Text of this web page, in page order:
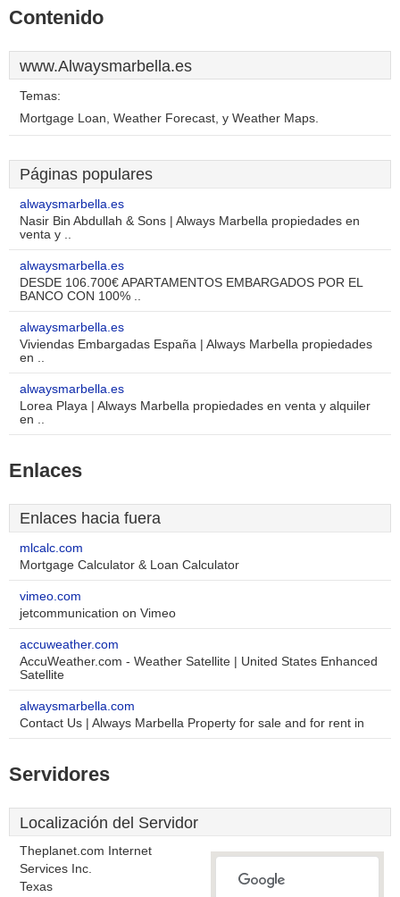
Contenido
www.Alwaysmarbella.es
Temas:
Mortgage Loan, Weather Forecast, y Weather Maps.
Páginas populares
alwaysmarbella.es
Nasir Bin Abdullah & Sons | Always Marbella propiedades en
venta y ..
alwaysmarbella.es
DESDE 106.700€ APARTAMENTOS EMBARGADOS POR EL
BANCO CON 100% ..
alwaysmarbella.es
Viviendas Embargadas España | Always Marbella propiedades
en ..
alwaysmarbella.es
Lorea Playa | Always Marbella propiedades en venta y alquiler
en ..
Enlaces
Enlaces hacia fuera
mlcalc.com
Mortgage Calculator & Loan Calculator
vimeo.com
jetcommunication on Vimeo
accuweather.com
AccuWeather.com - Weather Satellite | United States Enhanced
Satellite
alwaysmarbella.com
Contact Us | Always Marbella Property for sale and for rent in
Servidores
Localización del Servidor
Theplanet.com Internet
Services Inc.
Texas